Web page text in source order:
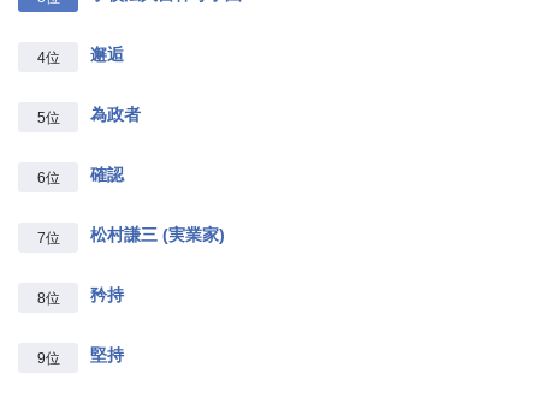
4位 邂逅
5位 為政者
6位 確認
7位 松村謙三 (実業家)
8位 矜持
9位 堅持